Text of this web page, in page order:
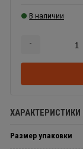
В наличии
-
ХАРАКТЕРИСТИКИ
Размер упаковки